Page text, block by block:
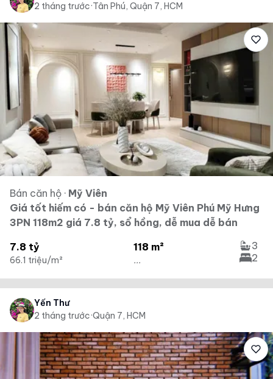
2 tháng trước·Tân Phú, Quận 7, HCM
Bán căn hộ · Mỹ Viên
Giá tốt hiếm có - bán căn hộ Mỹ Viên Phú Mỹ Hưng
3PN 118m2 giá 7.8 tỷ, sổ hồng, dễ mua dễ bán
7.8 tỷ
66.1 triệu/m²
118 m²
...
3
2
Yến Thư
2 tháng trước·Quận 7, HCM